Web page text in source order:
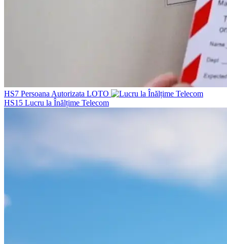
HS7 Persoana Autorizata LOTO
HS15 Lucru la Înălțime Telecom